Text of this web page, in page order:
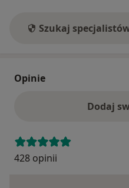
Szukaj
Opinie
Dodaj
428 opinii